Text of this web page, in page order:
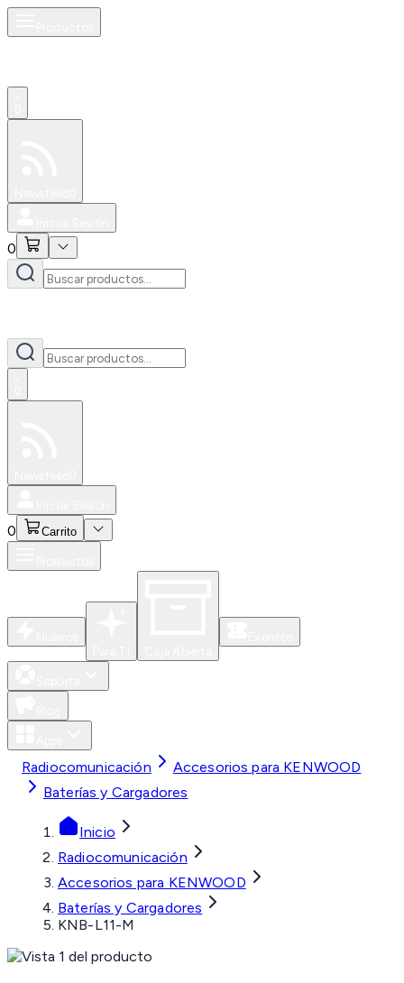
0
0 Carrito
Radiocomunicación
Accesorios para KENWOOD
Baterías y Cargadores
Inicio
Radiocomunicación
Accesorios para KENWOOD
Baterías y Cargadores
KNB-L11-M